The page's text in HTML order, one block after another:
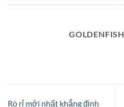
GOLDENFISH
Rò rỉ mới nhất khẳng định